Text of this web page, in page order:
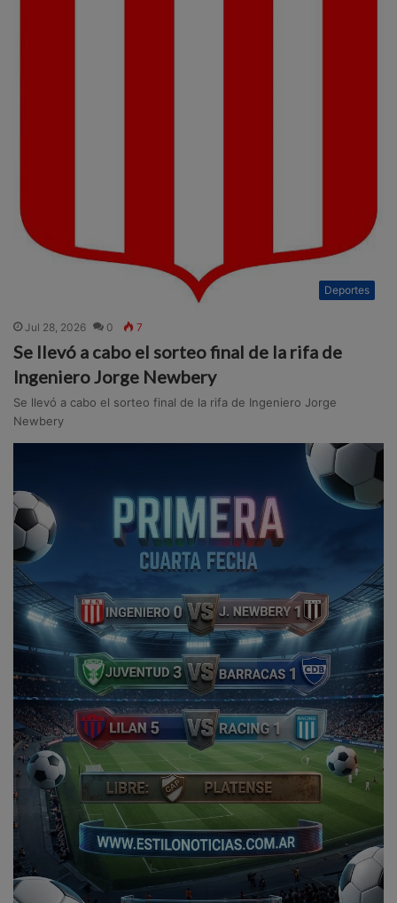
Deportes
Jul 28, 2026 0 7
Se llevó a cabo el sorteo final de la rifa de
Ingeniero Jorge Newbery
Se llevó a cabo el sorteo final de la rifa de Ingeniero Jorge
Newbery